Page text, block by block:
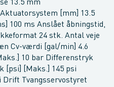
13.5 mm
[mm] 13.5
100 ms Anslået åbningstid,
24 stk. Antal veje
Cv-værdi [gal/min] 4.6
10 bar Differenstryk
[psi] [Maks.] 145 psi
Tvangsservostyret